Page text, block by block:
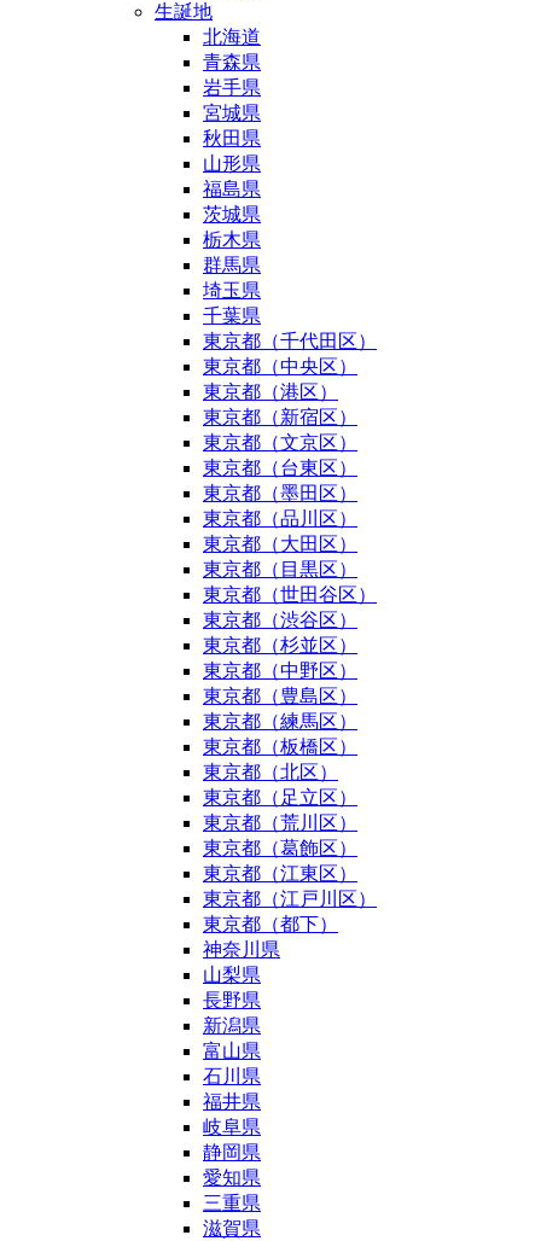
生誕地
北海道
青森県
岩手県
宮城県
秋田県
山形県
福島県
茨城県
栃木県
群馬県
埼玉県
千葉県
東京都（千代田区）
東京都（中央区）
東京都（港区）
東京都（新宿区）
東京都（文京区）
東京都（台東区）
東京都（墨田区）
東京都（品川区）
東京都（大田区）
東京都（目黒区）
東京都（世田谷区）
東京都（渋谷区）
東京都（杉並区）
東京都（中野区）
東京都（豊島区）
東京都（練馬区）
東京都（板橋区）
東京都（北区）
東京都（足立区）
東京都（荒川区）
東京都（葛飾区）
東京都（江東区）
東京都（江戸川区）
東京都（都下）
神奈川県
山梨県
長野県
新潟県
富山県
石川県
福井県
岐阜県
静岡県
愛知県
三重県
滋賀県